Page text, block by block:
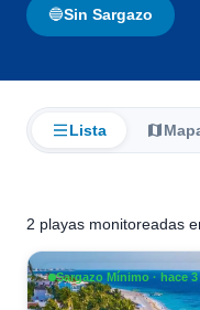
🔵Sin Sargazo
Lista
2 playas monitoreadas
Sargazo Mínimo · hace